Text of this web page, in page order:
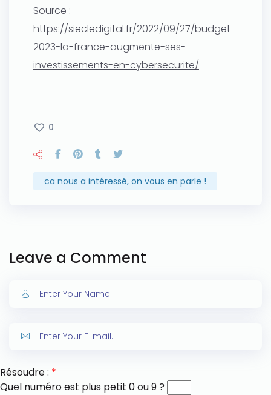
Source :
https://siecledigital.fr/2022/09/27/budget-
2023-la-france-augmente-ses-
investissements-en-cybersecurite/
0
ca nous a intéressé, on vous en parle !
Leave a Comment
Résoudre : *
Quel numéro est plus petit 0 ou 9 ?